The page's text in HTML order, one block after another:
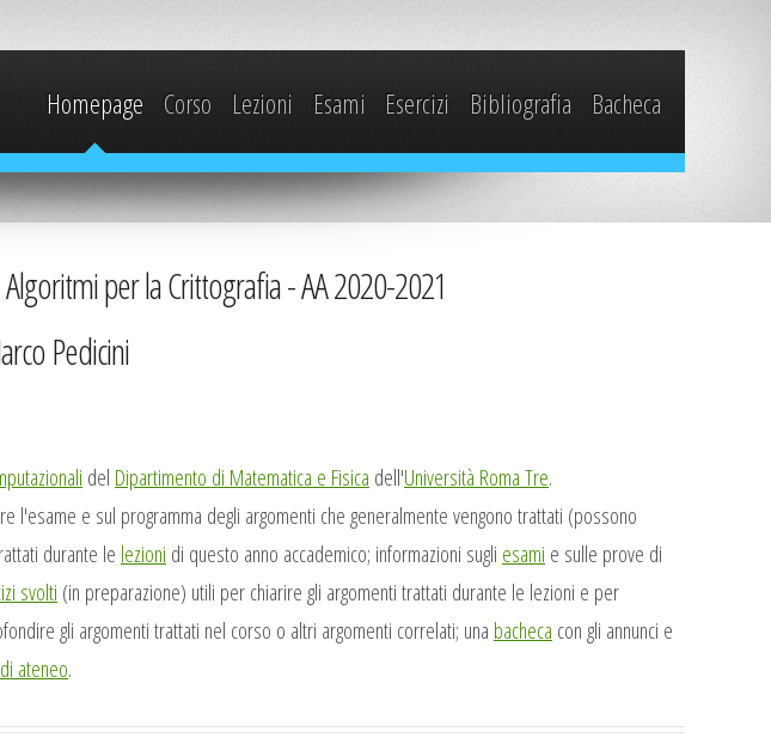
Homepage Corso Lezioni Esami Esercizi Bibliografia Bacheca
per la Crittografia - AA 2020-2021
Pedicini
del Dipartimento di Matematica e Fisica dell'Università Roma Tre.
l'esame e sul programma degli argomenti che generalmente vengono trattati (possono
durante le lezioni di questo anno accademico; informazioni sugli esami e sulle prove di
svolti (in preparazione) utili per chiarire gli argomenti trattati durante le lezioni e per
gli argomenti trattati nel corso o altri argomenti correlati; una bacheca con gli annunci e
ateneo.